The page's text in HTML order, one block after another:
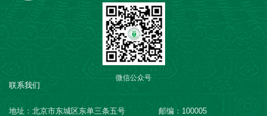
联系我们
地址：北京市东城区东单三条五号 邮编：100005
微信公众号